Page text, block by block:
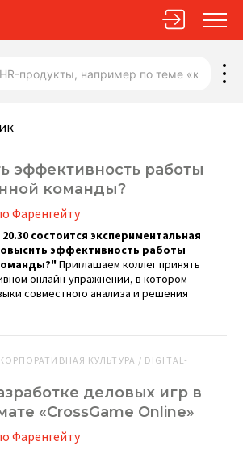
эффективность работы
команды?
Фаренгейту
состоится экспериментальная
эффективность работы
Приглашаем коллег принять
онлайн-упражнении, в котором
совместного анализа и решения
КУЛЬТУРА / DIGITAL-
деловых игр в
«CrossGame Online»
Фаренгейту